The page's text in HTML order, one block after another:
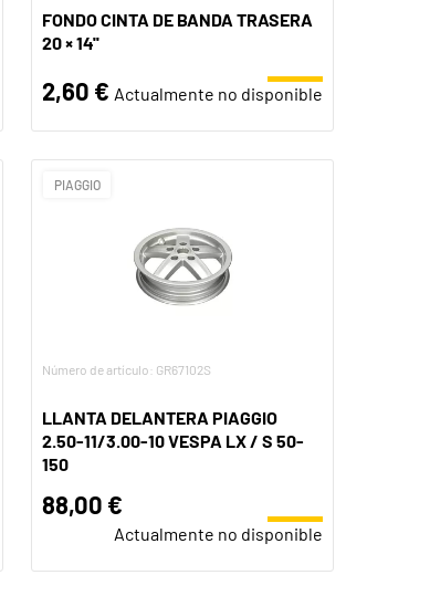
FONDO CINTA DE BANDA TRASERA
20 × 14''
2,60 € Actualmente no disponible
PIAGGIO
Número de artículo: GR67102S
LLANTA DELANTERA PIAGGIO
2.50-11/3.00-10 VESPA LX / S 50-
150
88,00 €
Actualmente no disponible